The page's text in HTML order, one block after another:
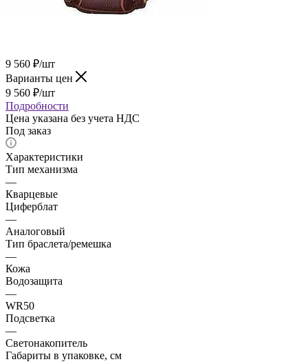
9 560 ₽/шт
Варианты цен
9 560 ₽/шт
Подробности
Цена указана без учета НДС
Под заказ
Характеристики
Тип механизма
—
Кварцевые
Циферблат
—
Аналоговый
Тип браслета/ремешка
—
Кожа
Водозащита
—
WR50
Подсветка
—
Светонакопитель
Габариты в упаковке, см